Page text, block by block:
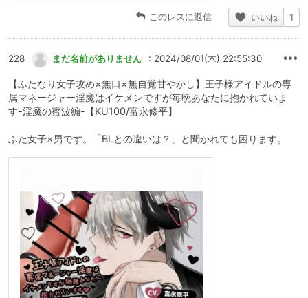
このレスに返信 いいね 1
228 まだ名前がありません : 2024/08/01(木) 22:55:30
【ふたなり女子攻め×無口×無自覚甘やかし】王子様アイドルの専
属マネージャー淫魔はイケメンですが毎晩あなたに抱かれていま
す-淫魔の蜜波編-【KU100/富永修平】
ふた女子×男です。「BLとの違いは？」と聞かれても困ります。